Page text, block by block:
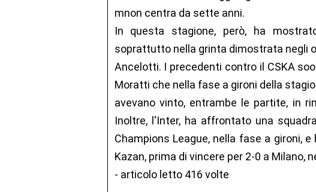
mnon centra da sette anni.
In questa stagione, però, ha
soprattutto nella grinta dimostrata negli
Ancelotti. I precedenti contro il CSKA
Moratti che nella fase a gironi della
avevano vinto, entrambe le partite, in
Inoltre, l'Inter, ha affrontato una
Champions League, nella fase a gironi,
Kazan, prima di vincere per 2-0 a Milano,
- articolo letto 416 volte